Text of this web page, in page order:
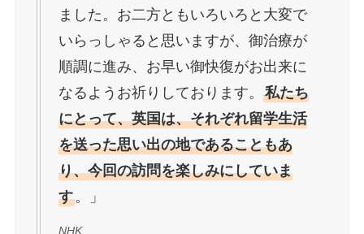
ました。お二方ともいろいろと大変で
いらっしゃると思いますが、御治療が
順調に進み、お早い御快復がお出来に
なるようお祈りしております。 私たち
にとって、英国は、それぞれ留学生活
を送った思い出の地であることもあ
り、今回の訪問を楽しみにしていま
す。」
NHK